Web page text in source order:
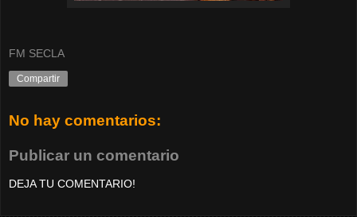
FM SECLA
Compartir
No hay comentarios:
Publicar un comentario
DEJA TU COMENTARIO!